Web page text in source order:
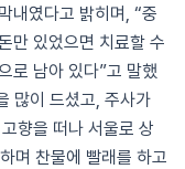
내였다고 밝히며, “중
만 있었으면 치료할 수
로 남아 있다”고 말했
많이 드셨고, 주사가
향을 떠나 서울로 상
며 찬물에 빨래를 하고